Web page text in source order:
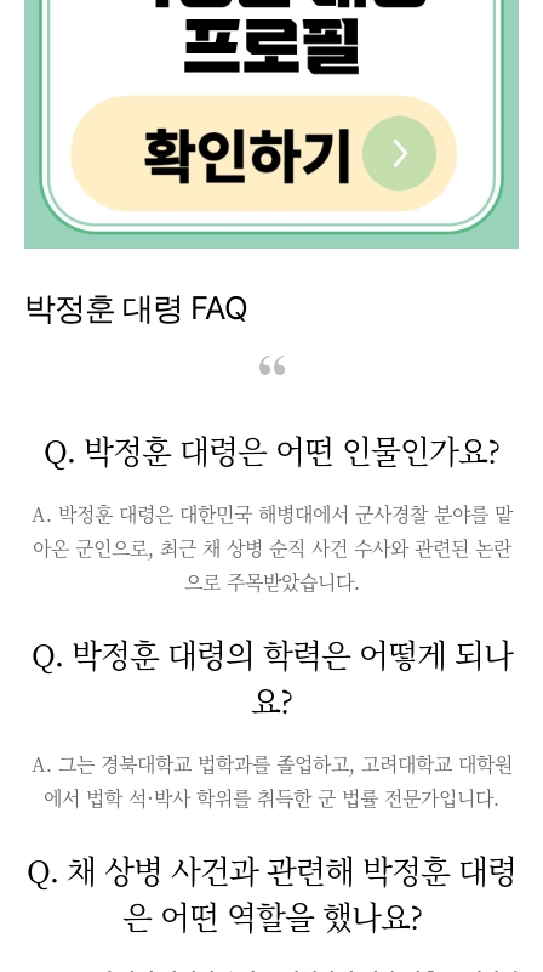
박정훈 대령 FAQ
Q. 박정훈 대령은 어떤 인물인가요?
A. 박정훈 대령은 대한민국 해병대에서 군사경찰 분야를 맡
아온 군인으로, 최근 채 상병 순직 사건 수사와 관련된 논란
으로 주목받았습니다.
Q. 박정훈 대령의 학력은 어떻게 되나
요?
A. 그는 경북대학교 법학과를 졸업하고, 고려대학교 대학원
에서 법학 석·박사 학위를 취득한 군 법률 전문가입니다.
Q. 채 상병 사건과 관련해 박정훈 대령
은 어떤 역할을 했나요?